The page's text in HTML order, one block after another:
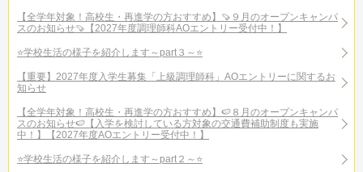
【全学年対象！高校生・再進学の方おすすめ】🍠９月のオープンキャンパ
スのお知らせ🍠【2027年度調理師科AOエントリー受付中！】
⭐学校生活の様子を紹介します～part３～⭐
【重要】2027年度入学生募集「上級調理師科」AOエントリーに関するお
知らせ
【全学年対象！高校生・再進学の方おすすめ】🍉８月のオープンキャンパ
スのお知らせ🍉【入学を検討している方対象の交通費補助制度も実施
中！】【2027年度AOエントリー受付中！】
⭐学校生活の様子を紹介します～part２～⭐